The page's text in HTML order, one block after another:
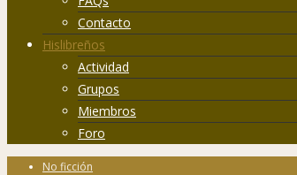
Contacto
Hislibreños
Actividad
Grupos
Miembros
Foro
No ficción